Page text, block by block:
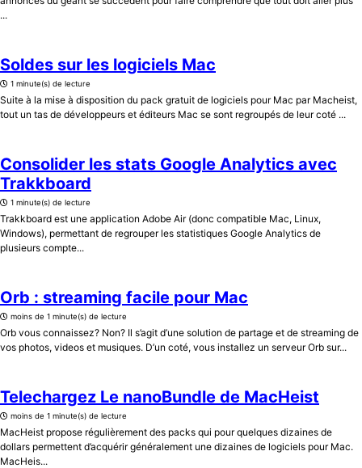
...
Soldes sur les logiciels Mac
1 minute(s) de lecture
Suite à la mise à disposition du pack gratuit de logiciels pour Mac par Macheist,
tout un tas de développeurs et éditeurs Mac se sont regroupés de leur coté ...
Consolider les stats Google Analytics avec
Trakkboard
1 minute(s) de lecture
Trakkboard est une application Adobe Air (donc compatible Mac, Linux,
Windows), permettant de regrouper les statistiques Google Analytics de
plusieurs compte...
Orb : streaming facile pour Mac
moins de 1 minute(s) de lecture
Orb vous connaissez? Non? Il s’agit d’une solution de partage et de streaming de
vos photos, videos et musiques. D’un coté, vous installez un serveur Orb sur...
Telechargez Le nanoBundle de MacHeist
moins de 1 minute(s) de lecture
MacHeist propose régulièrement des packs qui pour quelques dizaines de
dollars permettent d’acquérir généralement une dizaines de logiciels pour Mac.
MacHeis...